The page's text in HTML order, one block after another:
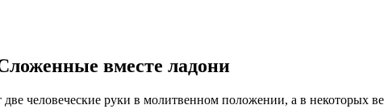
вместе ладони
человеческие руки в молитвенном положении, а в некоторых